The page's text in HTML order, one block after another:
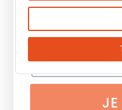
pour vous
JE